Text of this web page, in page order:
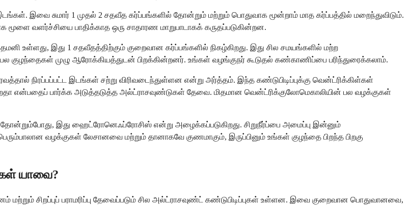
இவை சுமார் 1 முதல் 2 சதவீத கர்ப்பங்களில் தோன்றும் மற்றும் பொதுவாக மூன்றாம் மாத கர்ப்பத்தில் மறைந்துவிடும்.
வளர்ச்சியை பாதிக்காத ஒரு சாதாரண மாறுபாடாகக் கருதப்படுகின்றன.
உள்ளது, இது 1 சதவீதத்திற்கும் குறைவான கர்ப்பங்களில் நிகழ்கிறது. இது சில சமயங்களில் மற்ற
குழந்தைகள் முழு ஆரோக்கியத்துடன் பிறக்கின்றனர். உங்கள் வழங்குநர் கூடுதல் கண்காணிப்பை பரிந்துரைக்கலாம்.
நிரப்பப்பட்ட இடங்கள் சற்று விரிவடைந்துள்ளன என்று அர்த்தம். இந்த கண்டுபிடிப்புக்கு வென்ட்ரிக்கிள்கள்
என்பதைப் பார்க்க அடுத்தடுத்த அல்ட்ராசவுண்டுகள் தேவை. மிதமான வென்ட்ரிக்குலோமெகாலியின் பல வழக்குகள்
​​இது ஹைட்ரோனெஃப்ரோசிஸ் என்று அழைக்கப்படுகிறது. சிறுநீர்ப்பை அமைப்பு இன்னும்
பெரும்பாலான வழக்குகள் லேசானவை மற்றும் தானாகவே குணமாகும், இருப்பினும் உங்கள் குழந்தை பிறந்த பிறகு
யாவை?
மற்றும் சிறப்புப் பராமரிப்பு தேவைப்படும் சில அல்ட்ராசவுண்ட் கண்டுபிடிப்புகள் உள்ளன. இவை குறைவான பொதுவானவை,